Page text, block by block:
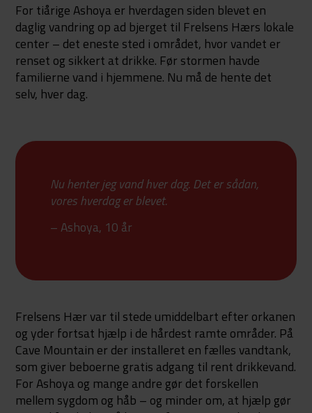
For tiårige Ashoya er hverdagen siden blevet en
daglig vandring op ad bjerget til Frelsens Hærs lokale
center – det eneste sted i området, hvor vandet er
renset og sikkert at drikke. Før stormen havde
familierne vand i hjemmene. Nu må de hente det
selv, hver dag.
Nu henter jeg vand hver dag. Det er sådan,
vores hverdag er blevet.
– Ashoya, 10 år
Frelsens Hær var til stede umiddelbart efter orkanen
og yder fortsat hjælp i de hårdest ramte områder. På
Cave Mountain er der installeret en fælles vandtank,
som giver beboerne gratis adgang til rent drikkevand.
For Ashoya og mange andre gør det forskellen
mellem sygdom og håb – og minder om, at hjælp gør